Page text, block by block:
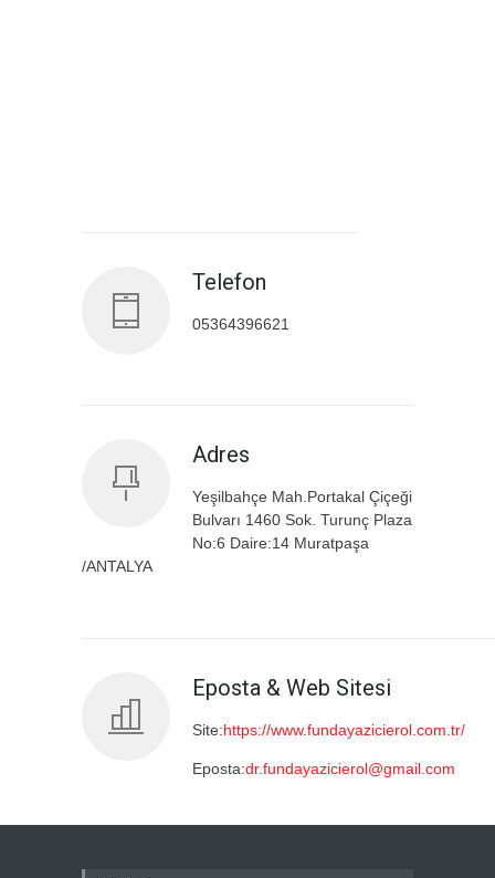
Telefon
05364396621
Adres
Yeşilbahçe Mah.Portakal Çiçeği
Bulvarı 1460 Sok. Turunç Plaza
No:6 Daire:14 Muratpaşa
/ANTALYA
Eposta & Web Sitesi
Site:https://www.fundayazicierol.com.tr/
Eposta:dr.fundayazicierol@gmail.com